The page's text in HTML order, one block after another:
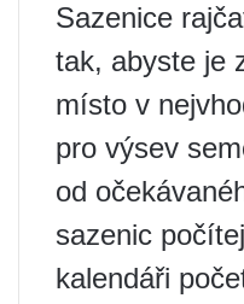
Sazenice
tak, abyste je
místo v
pro výsev
od
sazenic
kalendáři